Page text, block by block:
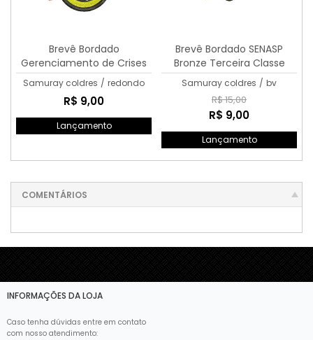
Brevê Bordado
Gerenciamento de Crises
Samuray coldres / redondo
R$ 9,00
Lançamento
Brevê Bordado SENASP
Bronze Terceira Classe
Samuray coldres / bv
R$ 15,00
R$ 9,00
Lançamento
COMENTÁRIOS
INFORMAÇÕES DA LOJA
Caso tenha dúvidas entre em contato
com nosso atendimento: